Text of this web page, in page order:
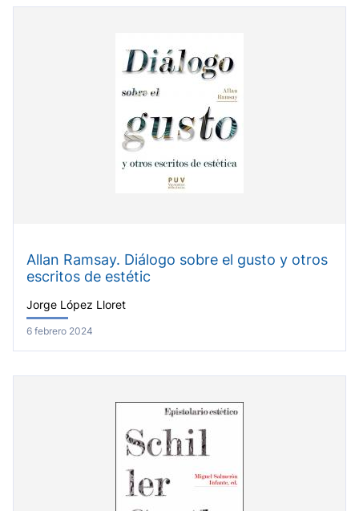
Allan Ramsay. Diálogo sobre el gusto y otros
escritos de estétic
Jorge López Lloret
6 febrero 2024